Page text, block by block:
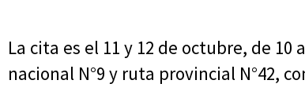
La cita es el 11 y 12 de octubre, de
nacional N°9 y ruta provincial N°42,